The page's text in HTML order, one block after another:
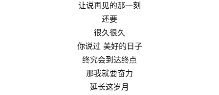
让说再见的那一刻
还要
很久很久
你说过 美好的日子
终究会到达终点
那我就要奋力
延长这岁月